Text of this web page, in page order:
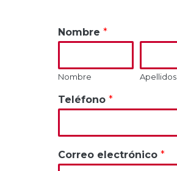
Nombre *
Nombre Apellidos
Teléfono *
Correo electrónico *